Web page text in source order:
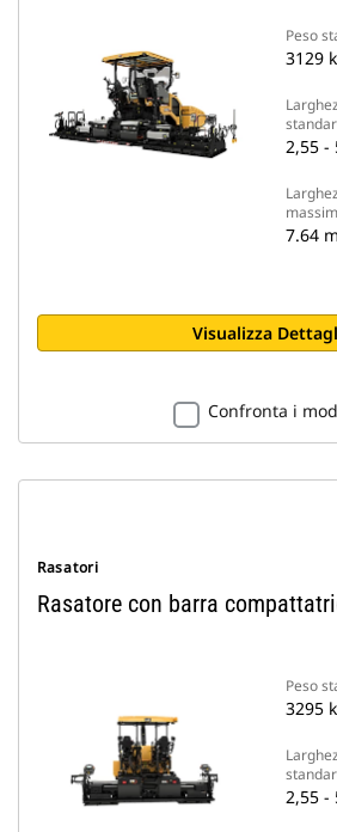
Peso
3129
2,55 -
7.64 m
Visualizza
Confronta i
Rasatori
Rasatore con barra
Peso
3295
2,55 -